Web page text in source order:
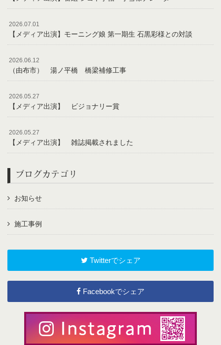
2026.07.01
【メディア出演】モーニング娘 第一期生 石黒彩様との対談
2026.06.12
（由布市） 湯ノ平橋 橋梁補修工事
2026.05.27
【メディア出演】 ビジョナリー賞
2026.05.27
【メディア出演】 雑誌掲載されました
ブログカテゴリ
お知らせ
施工事例
Twitterでシェア
Facebookでシェア